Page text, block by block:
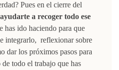
Pues en el cierre del
a recoger todo ese
has ido haciendo para que
integrarlo, reflexionar sobre
dar los próximos pasos para
todo el trabajo que has